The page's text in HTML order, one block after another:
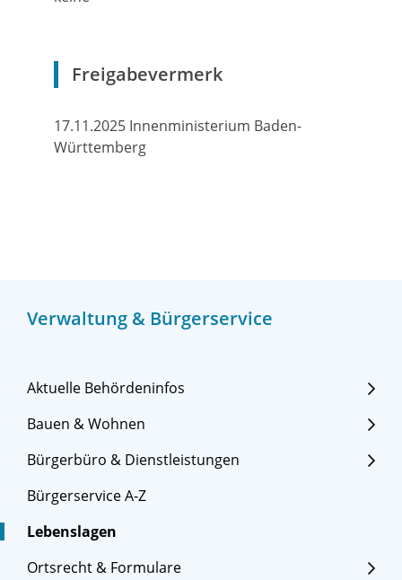
Verwaltung & Bürgerservice
Aktuelle Behördeninfos
Bauen & Wohnen
Bürgerbüro & Dienstleistungen
Bürgerservice A-Z
Lebenslagen
Ortsrecht & Formulare
Freigabevermerk
17.11.2025 Innenministerium Baden-
Württemberg